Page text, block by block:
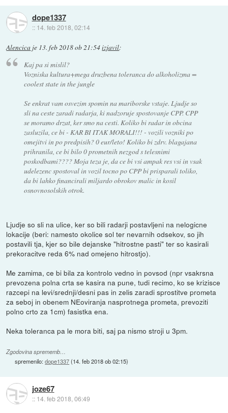
dope1337
:: 14. feb 2018, 02:14
Alencica je 13. feb 2018 ob 21:54izjavil:
Kaj pa si mislil?
Vozniska kultura+mega druzbena toleranca do alkoholizma =
coolest state in the jungle
Se enkrat vam osvezim spomin na mariborske vstaje. Ljudje so
sli na ceste zaradi radarja, ki nadzoruje spostovanje CPP. CPP
se moramo drzat, ker smo na cesti. Koliko bi radar in obcina
zasluzila, ce bi - KAR BI ITAK MORALI!!! - vozili vozniki po
omejitvi in po predpisih? 0 eur/leto! Koliko bi zdrv. blagajana
prihranila, ce bi bilo 0 prometnih nezgod s telesnimi
poskodbami???? Moja teza je, da ce bi vsi ampak res vsi in vsak
udelezenc spostoval in vozil tocno po CPP bi prisparali toliko,
da bi lahko financirali miljardo obrokov malic in kosil
osnovnosolskih otrok.
Ljudje so sli na ulice, ker so bili radarji postavljeni na nelogicne
lokacije (beri: namesto okolice sol ter nevarnih odsekov, so jih
postavili tja, kjer so bile dejanske "hitrostne pasti" ter so kasirali
prekoracitve reda 6% nad omejeno hitrostjo).
Me zamima, ce bi bila za kontrolo vedno in povsod (npr vsakrsna
prevozena polna crta se kasira na pune, tudi recimo, ko se krizisce
razcepi na levi/srednji/desni pas in zelis zaradi sprostitve prometa
za seboj in obenem NEoviranja nasprotnega prometa, prevoziti
polno crto za 1cm) fasistka ena.
Neka toleranca pa le mora biti, saj pa nismo stroji u 3pm.
Zgodovina sprememb…
spremenilo:dope1337(14. feb 2018 ob 02:15)
joze67
:: 14. feb 2018, 06:49